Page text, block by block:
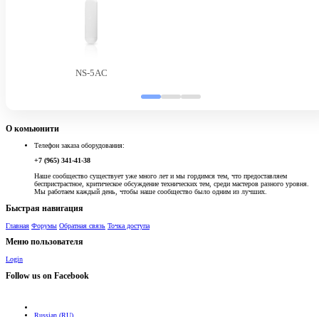
NS-5AC
О комьюнити
Телефон заказа оборудования:
+7 (965) 341-41-38
Наше сообщество существует уже много лет и мы гордимся тем, что предоставляем
беспристрастное, критическое обсуждение технических тем, среди мастеров разного уровня.
Мы работаем каждый день, чтобы наше сообщество было одним из лучших.
Быстрая навигация
Главная Форумы Обратная связь Точка доступа
Меню пользователя
Login
Follow us on Facebook